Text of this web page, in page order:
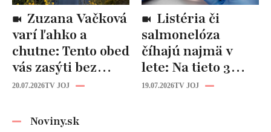
varí ľahko a
chutne: Tento obed
vás zasýti bez
zbytočných kalórií
20.07.2026TV JOJ
salmonelóza
číhajú najmä v
lete: Na tieto 3
pravidlá pri jedle
19.07.2026TV JOJ
Noviny.sk